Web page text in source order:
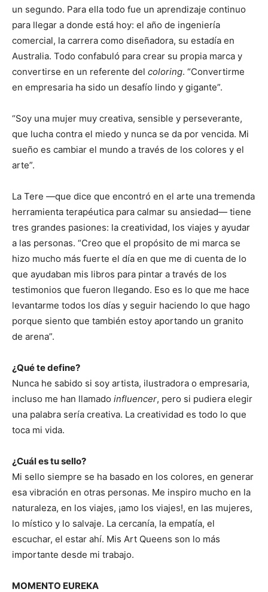
un segundo. Para ella todo fue un aprendizaje continuo
para llegar a donde está hoy: el año de ingeniería
comercial, la carrera como diseñadora, su estadía en
Australia. Todo confabuló para crear su propia marca y
convertirse en un referente del coloring. “Convertirme
en empresaria ha sido un desafío lindo y gigante”.
“Soy una mujer muy creativa, sensible y perseverante,
que lucha contra el miedo y nunca se da por vencida. Mi
sueño es cambiar el mundo a través de los colores y el
arte”.
La Tere —que dice que encontró en el arte una tremenda
herramienta terapéutica para calmar su ansiedad— tiene
tres grandes pasiones: la creatividad, los viajes y ayudar
a las personas. “Creo que el propósito de mi marca se
hizo mucho más fuerte el día en que me di cuenta de lo
que ayudaban mis libros para pintar a través de los
testimonios que fueron llegando. Eso es lo que me hace
levantarme todos los días y seguir haciendo lo que hago
porque siento que también estoy aportando un granito
de arena”.
¿Qué te define?
Nunca he sabido si soy artista, ilustradora o empresaria,
incluso me han llamado influencer, pero si pudiera elegir
una palabra sería creativa. La creatividad es todo lo que
toca mi vida.
¿Cuál es tu sello?
Mi sello siempre se ha basado en los colores, en generar
esa vibración en otras personas. Me inspiro mucho en la
naturaleza, en los viajes, ¡amo los viajes!, en las mujeres,
lo místico y lo salvaje. La cercanía, la empatía, el
escuchar, el estar ahí. Mis Art Queens son lo más
importante desde mi trabajo.
MOMENTO EUREKA